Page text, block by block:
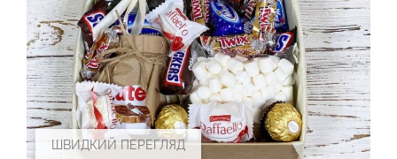
ШВИДКИЙ ПЕРЕГЛЯД